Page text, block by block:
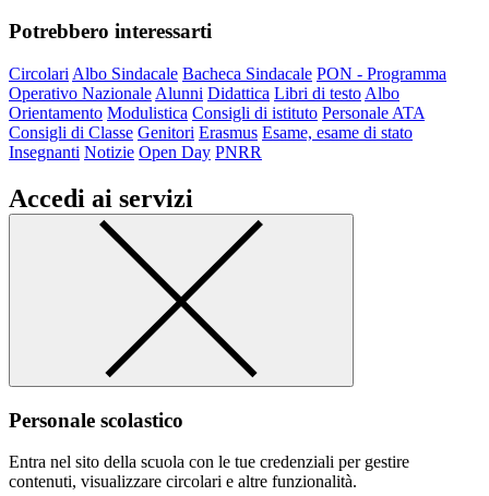
Potrebbero interessarti
Circolari Albo Sindacale Bacheca Sindacale PON - Programma
Operativo Nazionale Alunni Didattica Libri di testo Albo
Orientamento Modulistica Consigli di istituto Personale ATA
Consigli di Classe Genitori Erasmus Esame, esame di stato
Insegnanti Notizie Open Day PNRR
Accedi ai servizi
Personale scolastico
Entra nel sito della scuola con le tue credenziali per gestire
contenuti, visualizzare circolari e altre funzionalità.